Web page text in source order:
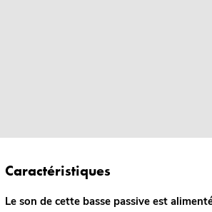
Caractéristiques
Le son de cette basse passive est